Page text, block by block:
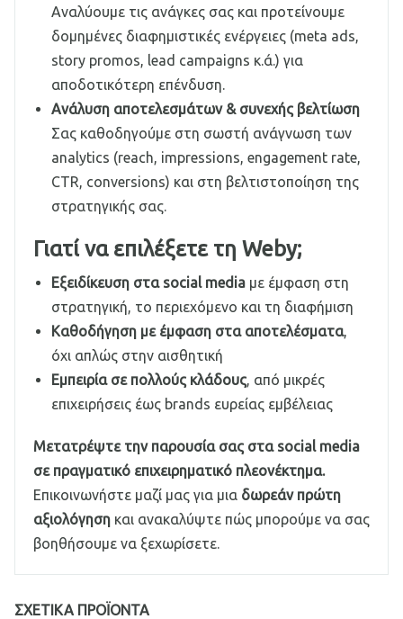
Αναλύουμε τις ανάγκες σας και προτείνουμε
δομημένες διαφημιστικές ενέργειες (meta ads,
story promos, lead campaigns κ.ά.) για
αποδοτικότερη επένδυση.
Ανάλυση αποτελεσμάτων & συνεχής βελτίωση
Σας καθοδηγούμε στη σωστή ανάγνωση των
analytics (reach, impressions, engagement rate,
CTR, conversions) και στη βελτιστοποίηση της
στρατηγικής σας.
Γιατί να επιλέξετε τη Weby;
Εξειδίκευση στα social media με έμφαση στη
στρατηγική, το περιεχόμενο και τη διαφήμιση
Καθοδήγηση με έμφαση στα αποτελέσματα
όχι απλώς στην αισθητική
Εμπειρία σε πολλούς κλάδους , από μικρές
επιχειρήσεις έως brands ευρείας εμβέλειας
Μετατρέψτε την παρουσία σας στα social media
σε πραγματικό επιχειρηματικό πλεονέκτημα.
Επικοινωνήστε μαζί μας για μια δωρεάν πρώτη
αξιολόγηση και ανακαλύψτε πώς μπορούμε να σας
βοηθήσουμε να ξεχωρίσετε.
ΣΧΕΤΙΚΆ ΠΡΟΪΌΝΤΑ